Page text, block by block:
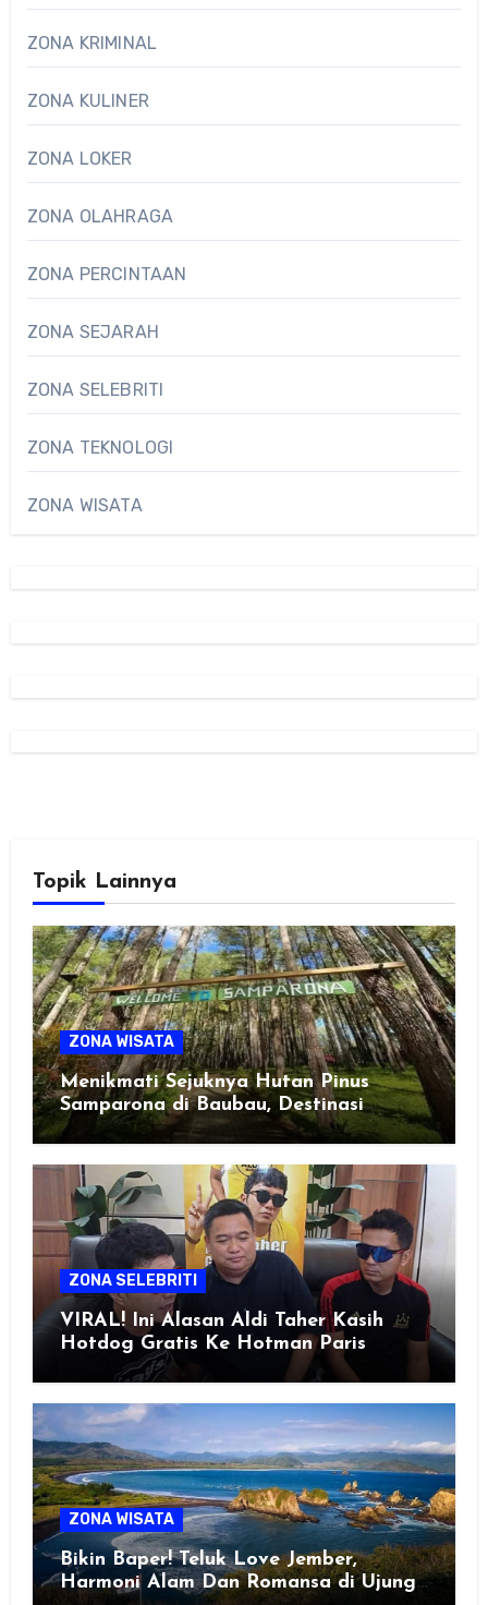
ZONA KRIMINAL
ZONA KULINER
ZONA LOKER
ZONA OLAHRAGA
ZONA PERCINTAAN
ZONA SEJARAH
ZONA SELEBRITI
ZONA TEKNOLOGI
ZONA WISATA
Topik Lainnya
ZONA WISATA
Menikmati Sejuknya Hutan Pinus
Samparona di Baubau, Destinasi
Healing Favorit!
ZONA SELEBRITI
VIRAL! Ini Alasan Aldi Taher Kasih
Hotdog Gratis Ke Hotman Paris
ZONA WISATA
Bikin Baper! Teluk Love Jember,
Harmoni Alam Dan Romansa di Ujung